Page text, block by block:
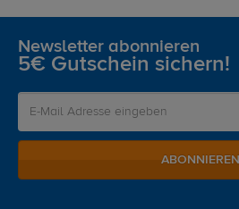
Newsletter abonnieren
5€ Gutschein sichern!
ABONNIEREN